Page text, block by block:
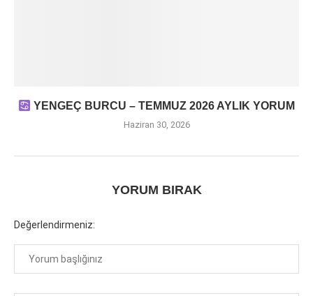
YENGEÇ BURCU – TEMMUZ 2026 AYLIK YORUM
Haziran 30, 2026
YORUM BIRAK
Değerlendirmeniz: